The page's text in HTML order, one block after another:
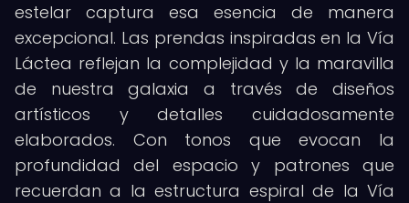
estelar captura esa esencia de manera
excepcional. Las prendas inspiradas en la Vía
Láctea reflejan la complejidad y la maravilla
de nuestra galaxia a través de diseños
artísticos y detalles cuidadosamente
elaborados. Con tonos que evocan la
profundidad del espacio y patrones que
recuerdan a la estructura espiral de la Vía